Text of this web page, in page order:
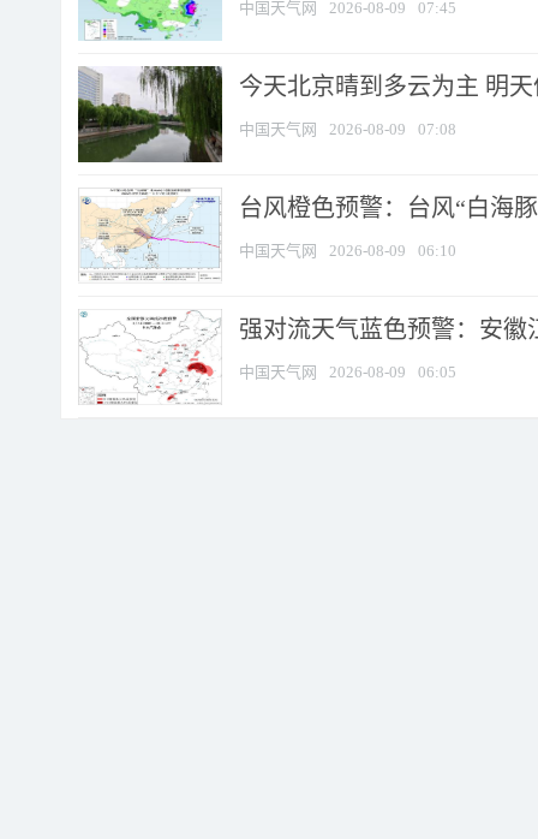
中国天气网 2026-08-09 07:45
今天北京晴到多云为主 明
中国天气网 2026-08-09 07:08
台风橙色预警：台风“白海
中国天气网 2026-08-09 06:10
强对流天气蓝色预警：安徽
中国天气网 2026-08-09 06:05